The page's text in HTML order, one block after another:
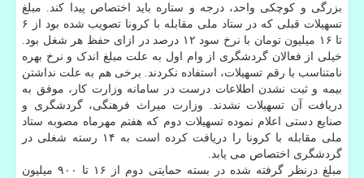
بزرگی و کوچکی واحد، درجه و ستاره باید اختصاص پیدا کند. مبلغ
تسهیلات قبلی که در ستاد ملی مقابله با کرونا تصویب شده بود از ۶
تا ۱۶ میلیون تومان با نرخ سود ۱۲ درصد در ازای حفظ هر شغل بود.
خیلی از فعالان گردشگری از وام اول به علت مبلغ اندک و نرخ بهره
نامتناسب با رقم تسهیلات، استفاده نکردند. برخی هم به علت نداشتن
بیمه و ثبت نشدن اطلاعات درست در سامانه وزارت کار، موفق به
دریافت آن تسهیلات نشدند. وزارت میراث فرهنگی، گردشگری و
صنایع دستی اعلام نموده تسهیلات دوم که هفتم مهرماه مصوبه ستاد
ملی مقابله با کرونا را دریافت کرده است به ۱۴ رسته شغلی در
گردشگری اختصاص می یابد.
مبلغ درنظر گرفته شده در بسته حمایتی دوم از ۱۶ تا ۹۰۰ میلیون